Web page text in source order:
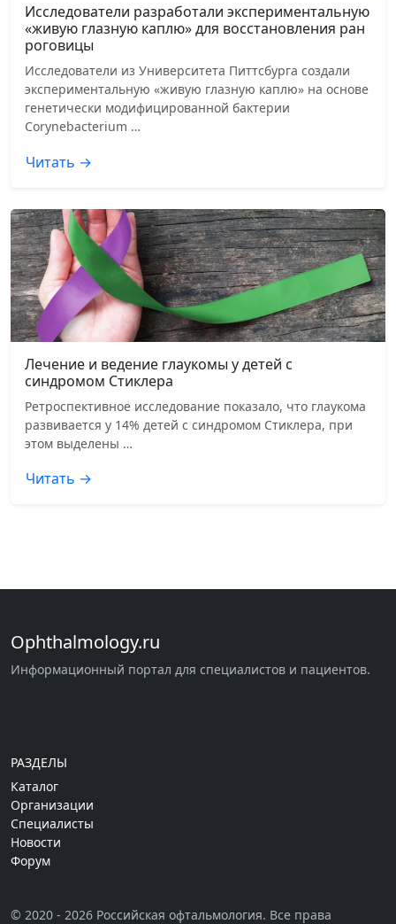
Исследователи разработали экспериментальную
«живую глазную каплю» для восстановления ран
роговицы
Исследователи из Университета Питтсбурга создали
экспериментальную «живую глазную каплю» на основе
генетически модифицированной бактерии
Corynebacterium …
Читать →
Лечение и ведение глаукомы у детей с
синдромом Стиклера
Ретроспективное исследование показало, что глаукома
развивается у 14% детей с синдромом Стиклера, при
этом выделены …
Читать →
Ophthalmology.ru
Информационный портал для специалистов и пациентов.
РАЗДЕЛЫ
Каталог
Организации
Специалисты
Новости
Форум
© 2020 - 2026 Российская офтальмология. Все права